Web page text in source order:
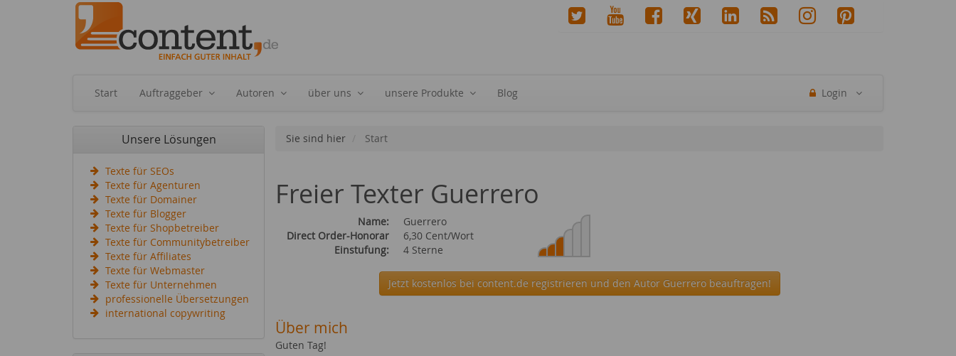
Start Auftraggeber Autoren über uns unsere Produkte Blog Login
Unsere Lösungen
Texte für SEOs
Texte für Agenturen
Texte für Domainer
Texte für Blogger
Texte für Shopbetreiber
Texte für Communitybetreiber
Texte für Affiliates
Texte für Webmaster
Texte für Unternehmen
professionelle Übersetzungen
international copywriting
Sie sind hier Start
Freier Texter Guerrero
Name:
Guerrero
Direct Order-Honorar
6,30 Cent/Wort
Einstufung:
4 Sterne
Jetzt kostenlos bei content.de registrieren und den Autor Guerrero beauftragen!
Über mich
Guten Tag!